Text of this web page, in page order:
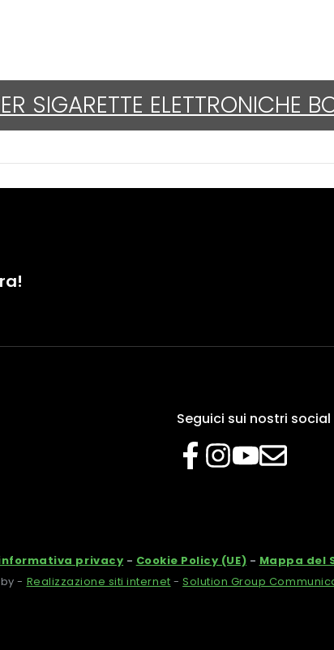
SIGARETTE ELETTRONICHE
Seguici sui nostri social
privacy - Cookie Policy (UE) - Mappa del
- Realizzazione siti internet -Solution Group